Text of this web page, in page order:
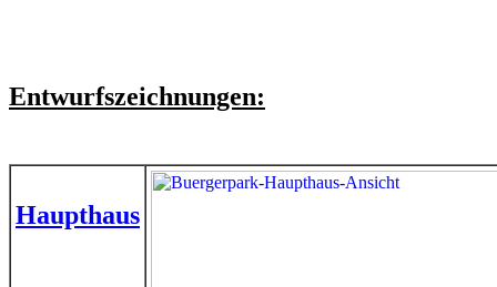
Entwurfszeichnungen:
Haupthaus